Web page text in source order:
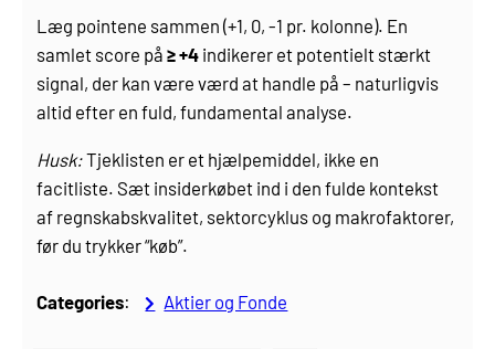
Læg pointene sammen (+1, 0, ‑1 pr. kolonne). En
samlet score på≥ +4 indikerer et potentielt stærkt
signal, der kan være værd at handle på – naturligvis
altid efter en fuld, fundamental analyse.
Husk:Tjeklisten er et hjælpemiddel, ikke en
facitliste. Sæt insiderkøbet ind i den fulde kontekst
af regnskabskvalitet, sektor­cyklus og makrofaktorer,
før du trykker “køb”.
Categories: Aktier og Fonde